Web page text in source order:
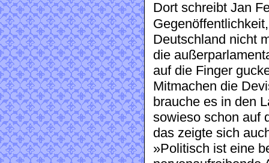
Dort schreibt Jan
Deutschland nicht
die
auf die Finger
Mitmachen die
brauche es in den
sowieso schon auf
das zeigte sich
»Politisch ist eine